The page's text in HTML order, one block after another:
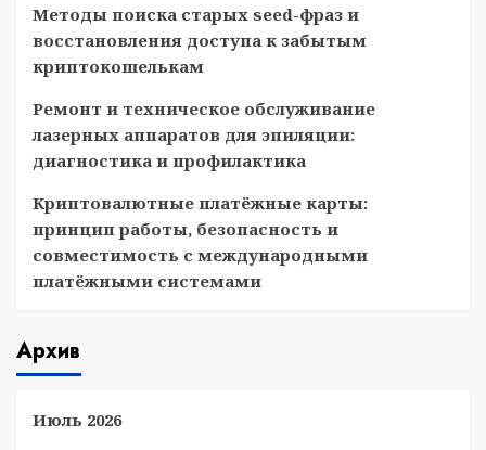
Методы поиска старых seed-фраз и
восстановления доступа к забытым
криптокошелькам
Ремонт и техническое обслуживание
лазерных аппаратов для эпиляции:
диагностика и профилактика
Криптовалютные платёжные карты:
принцип работы, безопасность и
совместимость с международными
платёжными системами
Архив
Июль 2026